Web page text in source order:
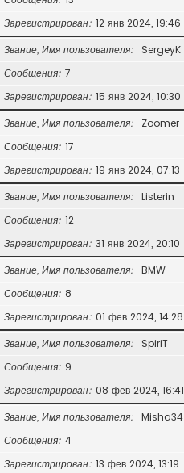
Зарегистрирован 12 янв 2024, 19:46
Звание, Имя пользователя
SergeyK
Сообщения 7
Зарегистрирован 15 янв 2024, 10:30
Звание, Имя пользователя
Zoomer
Сообщения 17
Зарегистрирован 19 янв 2024, 07:13
Звание, Имя пользователя
Listerin
Сообщения 12
Зарегистрирован 31 янв 2024, 20:10
Звание, Имя пользователя
BMW
Сообщения 8
Зарегистрирован 01 фев 2024, 14:28
Звание, Имя пользователя
SpiriT
Сообщения 9
Зарегистрирован 08 фев 2024, 16:41
Звание, Имя пользователя
Misha34
Сообщения 4
Зарегистрирован 13 фев 2024, 13:19